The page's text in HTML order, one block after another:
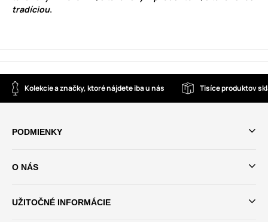
tradíciou.
Kolekcie a značky, ktoré nájdete iba u nás Tisíce produktov
PODMIENKY
O NÁS
UŽITOČNÉ INFORMÁCIE